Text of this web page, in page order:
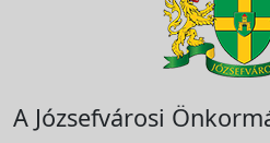
A Józsefvárosi